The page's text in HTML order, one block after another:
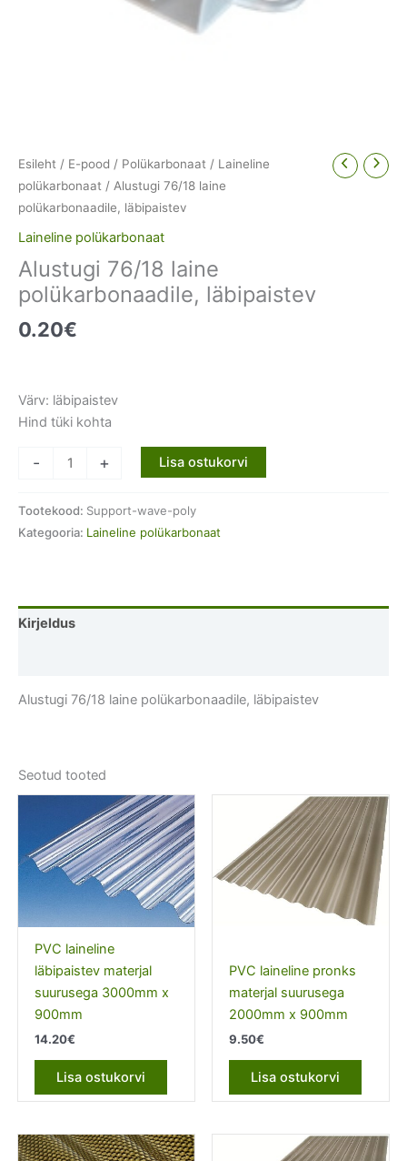
Esileht / E-pood / Polükarbonaat / Laineline
polükarbonaat / Alustugi 76/18 laine
polükarbonaadile, läbipaistev
Laineline polükarbonaat
Alustugi 76/18 laine
polükarbonaadile, läbipaistev
0.20€
Värv: läbipaistev
Hind tüki kohta
-
polükarbonaadile,
läbipaistev
+ Lisa ostukorvi
Tootekood: Support-wave-poly
Kategooria: Laineline polükarbonaat
Kirjeldus
Alustugi 76/18 laine polükarbonaadile, läbipaistev
Seotud tooted
PVC laineline
läbipaistev materjal
suurusega 3000mm x
900mm
14.20€
Lisa ostukorvi
PVC laineline pronks
materjal suurusega
2000mm x 900mm
9.50€
Lisa ostukorvi